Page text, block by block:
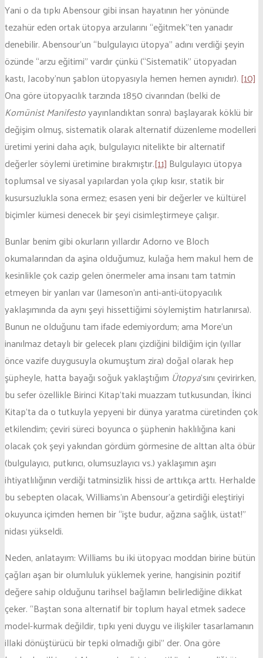
Yani o da tıpkı Abensour gibi insan hayatının her yönünde
tezahür eden ortak ütopya arzularını “eğitmek”ten yanadır
denebilir. Abensour’un “bulgulayıcı ütopya” adını verdiği şeyin
özünde “arzu eğitimi” vardır çünkü (“Sistematik” ütopyadan
kastı, Jacoby’nun şablon ütopyasıyla hemen hemen aynıdır). [10]
Ona göre ütopyacılık tarzında 1850 civarından (belki de
Komünist Manifestoyayınlandıktan sonra) başlayarak köklü bir
değişim olmuş, sistematik olarak alternatif düzenleme modelleri
üretimi yerini daha açık, bulgulayıcı nitelikte bir alternatif
değerler söylemi üretimine bırakmıştır.[11] Bulgulayıcı ütopya
toplumsal ve siyasal yapılardan yola çıkıp kısır, statik bir
kusursuzlukla sona ermez; esasen yeni bir değerler ve kültürel
biçimler kümesi denecek bir şeyi cisimleştirmeye çalışır.
Bunlar benim gibi okurların yıllardır Adorno ve Bloch
okumalarından da aşina olduğumuz, kulağa hem makul hem de
kesinlikle çok cazip gelen önermeler ama insanı tam tatmin
etmeyen bir yanları var (Jameson’ın anti-anti-ütopyacılık
yaklaşımında da aynı şeyi hissettiğimi söylemiştim hatırlanırsa).
Bunun ne olduğunu tam ifade edemiyordum; ama More’un
inanılmaz detaylı bir gelecek planı çizdiğini bildiğim için (yıllar
önce vazife duygusuyla okumuştum zira) doğal olarak hep
şüpheyle, hatta bayağı soğuk yaklaştığım Ütopya’sını çevirirken,
bu sefer özellikle Birinci Kitap’taki muazzam tutkusundan, İkinci
Kitap’ta da o tutkuyla yepyeni bir dünya yaratma cüretinden çok
etkilendim; çeviri süreci boyunca o şüphenin haklılığına kani
olacak çok şeyi yakından gördüm görmesine de alttan alta öbür
(bulgulayıcı, putkırıcı, olumsuzlayıcı vs.) yaklaşımın aşırı
ihtiyatlılığının verdiği tatminsizlik hissi de arttıkça arttı. Herhalde
bu sebepten olacak, Williams’ın Abensour’a getirdiği eleştiriyi
okuyunca içimden hemen bir “işte budur, ağzına sağlık, üstat!”
nidası yükseldi.
Neden, anlatayım: Williams bu iki ütopyacı moddan birine bütün
çağları aşan bir olumluluk yüklemek yerine, hangisinin pozitif
değere sahip olduğunu tarihsel bağlamın belirlediğine dikkat
çeker. “Baştan sona alternatif bir toplum hayal etmek sadece
model-kurmak değildir, tıpkı yeni duygu ve ilişkiler tasarlamanın
illaki dönüştürücü bir tepki olmadığı gibi” der. Ona göre